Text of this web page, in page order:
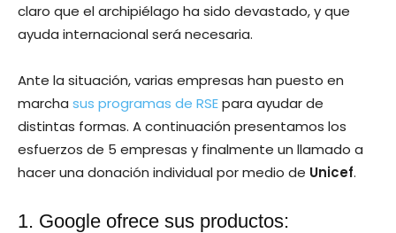
claro que el archipiélago ha sido devastado, y que
ayuda internacional será necesaria.
Ante la situación, varias empresas han puesto en
marcha sus programas de RSEpara ayudar de
distintas formas. A continuación presentamos los
esfuerzos de 5 empresas y finalmente un llamado a
hacer una donación individual por medio de Unicef.
1. Google ofrece sus productos: